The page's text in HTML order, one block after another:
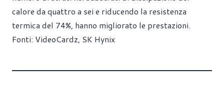
calore da quattro a sei e riducendo la resistenza
termica del 74%, hanno migliorato le prestazioni.
Fonti: VideoCardz, SK Hynix